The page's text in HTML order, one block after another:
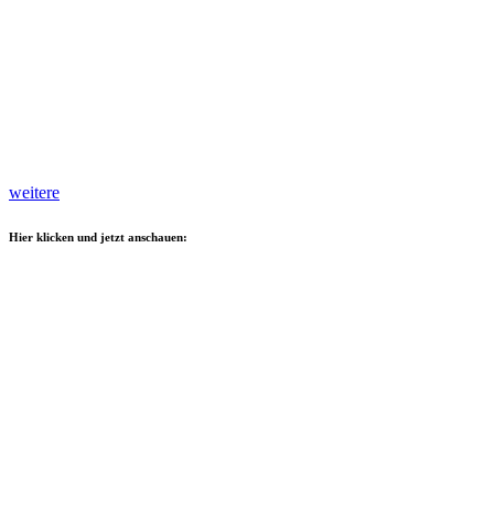
weitere
Hier klicken und jetzt anschauen: